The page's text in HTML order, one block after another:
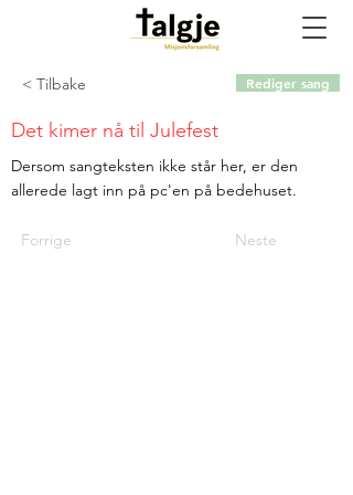
< Tilbake
Dersom sangteksten ikke står her, er den
allerede lagt inn på pc'en på bedehuset.
Forrige Neste
Det kimer nå til Julefest
Rediger sang